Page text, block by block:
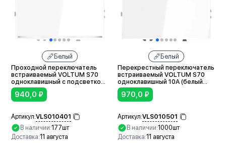
Белый
Проходной переключатель
встраиваемый VOLTUM S70
одноклавишный с подсветкой
10А (белый глянцевый)
940,0 ₽
Артикул:VLS010401
В наличии:177шт
Доставка:11 августа
Белый
Перекрестный переключатель
встраиваемый VOLTUM S70
одноклавишный 10А (белый
глянцевый)
970,0 ₽
Артикул:VLS010501
В наличии:1000шт
Доставка:11 августа